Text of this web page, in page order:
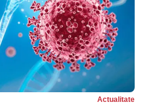
Actualitate